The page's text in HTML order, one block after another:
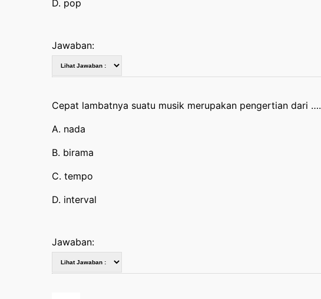
D. pop
Jawaban:
Cepat lambatnya suatu musik merupakan pengertian dari ….
A. nada
B. birama
C. tempo
D. interval
Jawaban: